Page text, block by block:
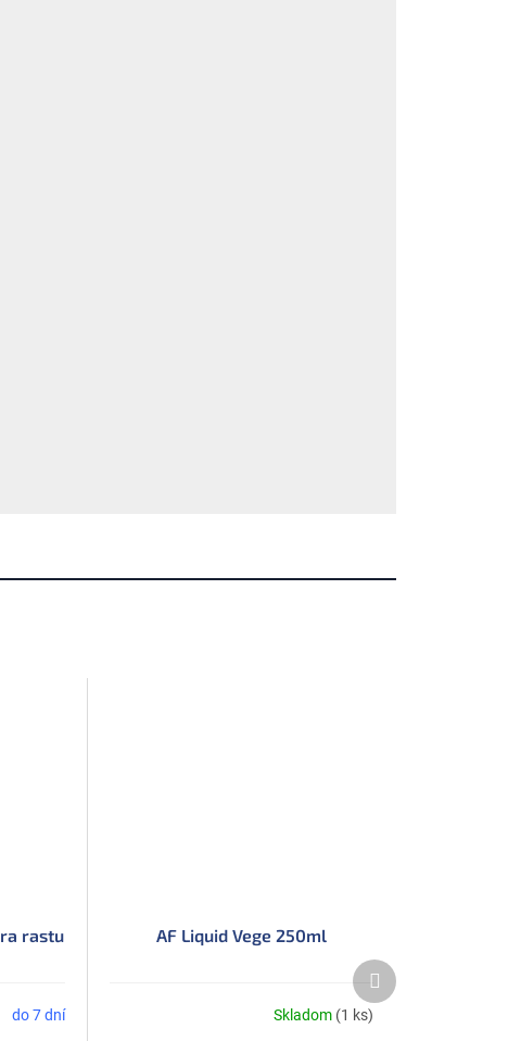
rastu
do 7 dní
AF Liquid Vege 250ml
Skladom (1 ks)
Ďalší
produkt